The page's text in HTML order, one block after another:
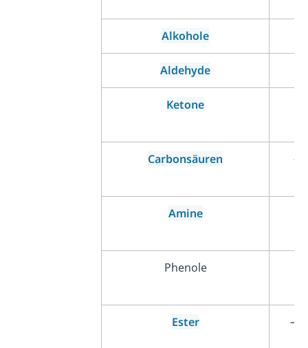
Alkohole
Aldehyde
Ketone
Carbonsäuren
Amine
Phenole
Ester